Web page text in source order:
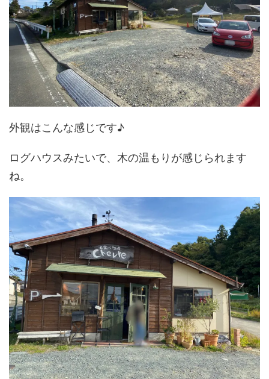
外観はこんな感じです♪
ログハウスみたいで、木の温もりが感じられます
ね。